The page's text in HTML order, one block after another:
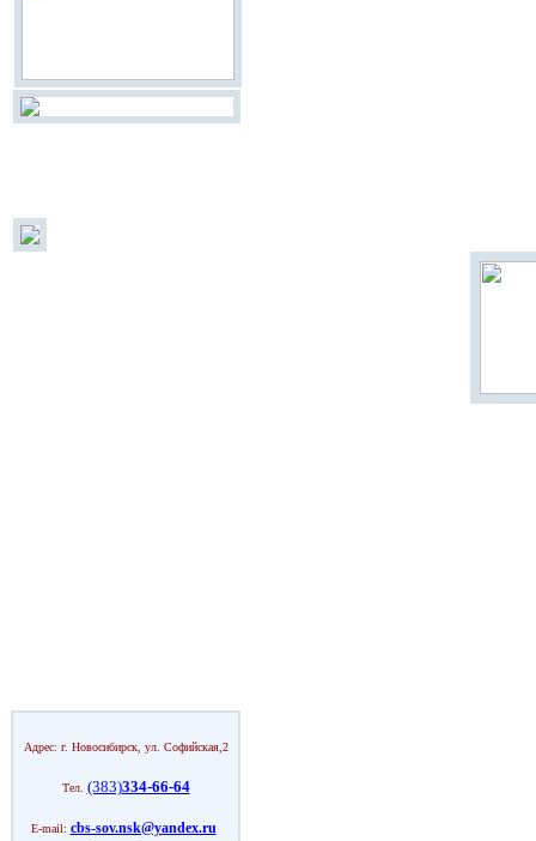
Адрес: г. Новосибирск, ул. Софийская,2
Тел. (383)334-66-64
E-mail: cbs-sov.nsk@yandex.ru